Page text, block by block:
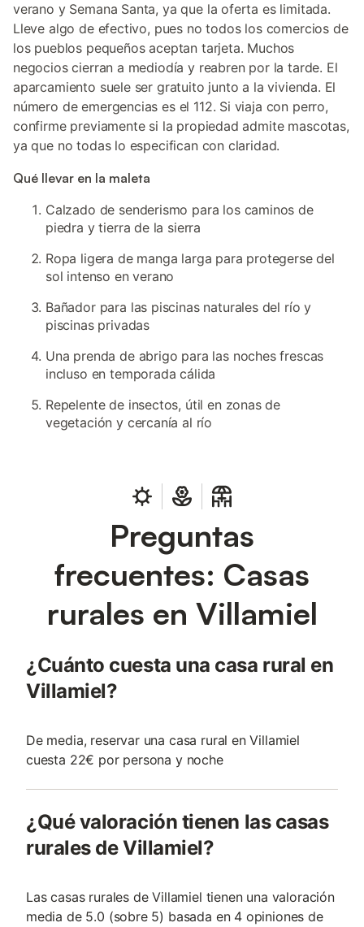
verano y Semana Santa, ya que la oferta es limitada.
Lleve algo de efectivo, pues no todos los comercios de
los pueblos pequeños aceptan tarjeta. Muchos
negocios cierran a mediodía y reabren por la tarde. El
aparcamiento suele ser gratuito junto a la vivienda. El
número de emergencias es el 112. Si viaja con perro,
confirme previamente si la propiedad admite mascotas,
ya que no todas lo especifican con claridad.
Qué llevar en la maleta
Calzado de senderismo para los caminos de
piedra y tierra de la sierra
Ropa ligera de manga larga para protegerse del
sol intenso en verano
Bañador para las piscinas naturales del río y
piscinas privadas
Una prenda de abrigo para las noches frescas
incluso en temporada cálida
Repelente de insectos, útil en zonas de
vegetación y cercanía al río
Preguntas
frecuentes: Casas
rurales en Villamiel
¿Cuánto cuesta una casa rural en
Villamiel?
De media, reservar una casa rural en Villamiel
cuesta 22€ por persona y noche
¿Qué valoración tienen las casas
rurales de Villamiel?
Las casas rurales de Villamiel tienen una valoración
media de 5.0 (sobre 5) basada en 4 opiniones de